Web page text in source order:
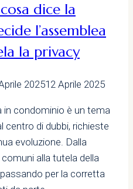
dice la
l’assemblea
la privacy
202512 Aprile 2025
in condominio è un tema
centro di dubbi, richieste
evoluzione. Dalla
alla tutela della
per la corretta